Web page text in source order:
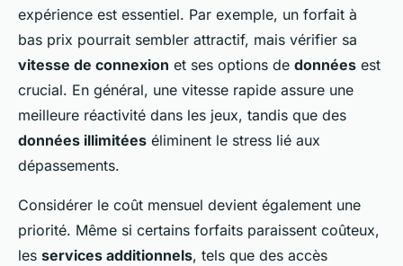
expérience est essentiel. Par exemple, un forfait à
bas prix pourrait sembler attractif, mais vérifier sa
vitesse de connexion et ses options de données est
crucial. En général, une vitesse rapide assure une
meilleure réactivité dans les jeux, tandis que des
données illimitées éliminent le stress lié aux
dépassements.
Considérer le coût mensuel devient également une
priorité. Même si certains forfaits paraissent coûteux,
les services additionnels, tels que des accès